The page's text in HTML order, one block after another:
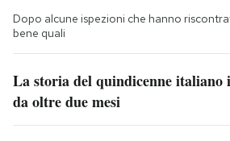
Dopo alcune ispezioni che hanno
bene quali
La storia del quindicenne italiano
da oltre due mesi